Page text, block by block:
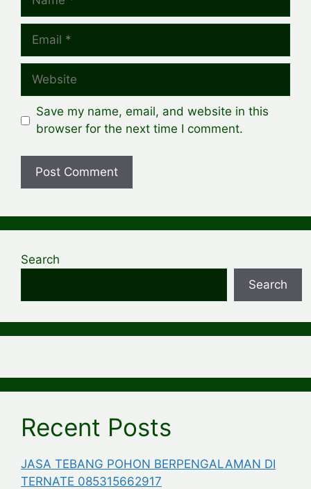
Email
Website
Save my name, email, and website in this
browser for the next time I comment.
Search
Search
Recent Posts
JASA TEBANG POHON BERPENGALAMAN DI
TERNATE 085315662917